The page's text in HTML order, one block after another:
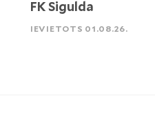
FK Sigulda
IEVIETOTS 01.08.26.